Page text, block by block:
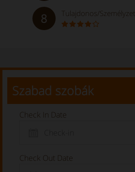
8 Tulajdonos/Személyzet
Szabad szobák
Check In Date
Check Out Date